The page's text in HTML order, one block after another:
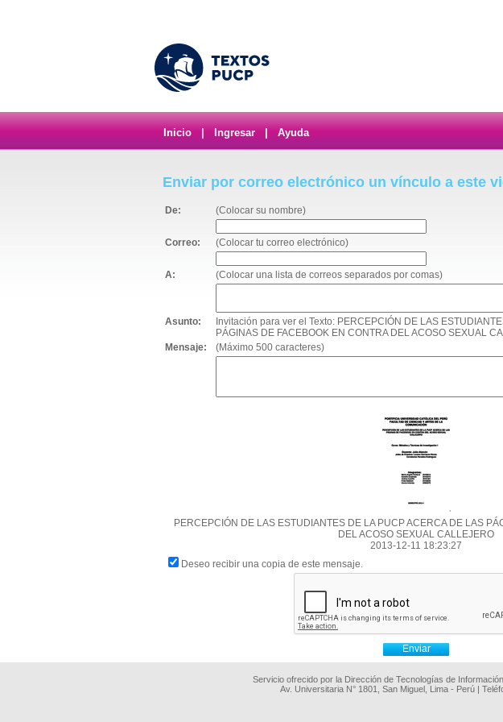
Inicio Ingresar Ayuda
Enviar por correo electrónico un vínculo a este
De: (Colocar su nombre)
Correo: (Colocar tu correo electrónico)
A: (Colocar una lista de correos separados por comas)
Asunto:
Invitación para ver el Texto: PERCEPCIÓN DE LAS
PÁGINAS DE FACEBOOK EN CONTRA DEL ACOSO SEXUAL
Mensaje:
(Máximo 500 caracteres)
PERCEPCIÓN DE LAS ESTUDIANTES DE LA PUCP ACERCA DE LAS
DEL ACOSO SEXUAL CALLEJERO
2013-12-11 18:23:27
Deseo recibir una copia de este mensaje.
Servicio ofrecido por la Dirección de Tecnologías de
Av. Universitaria N° 1801, San Miguel, Lima - Perú |